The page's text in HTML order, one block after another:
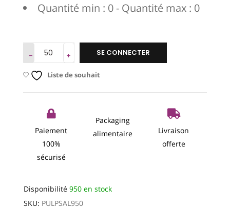
Quantité min : 0 - Quantité max : 0
SE CONNECTER
Liste de souhait
Paiement
100%
sécurisé
Packaging
alimentaire
Livraison
offerte
Disponibilité 950 en stock
SKU: PULPSAL950